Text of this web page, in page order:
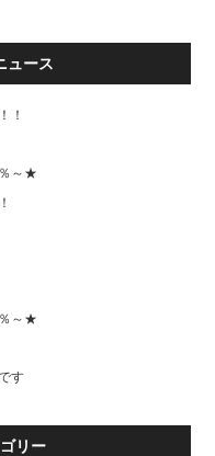
ク
情報
ュース
！
～★
～★
す
リー